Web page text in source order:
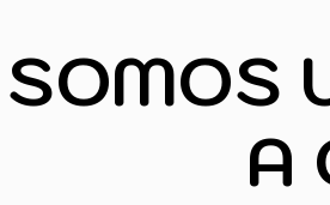
SOMOS
A